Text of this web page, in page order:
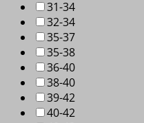
31-34
32-34
35-37
35-38
36-40
38-40
39-42
40-42